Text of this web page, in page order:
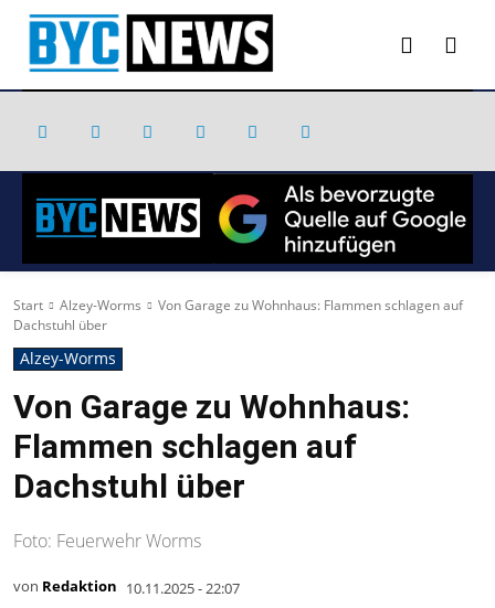
Start Alzey-Worms
Von Garage zu Wohnhaus: Flammen schlagen auf
Dachstuhl über
Alzey-Worms
Von Garage zu Wohnhaus:
Flammen schlagen auf
Dachstuhl über
Foto: Feuerwehr Worms
von Redaktion 10.11.2025 - 22:07